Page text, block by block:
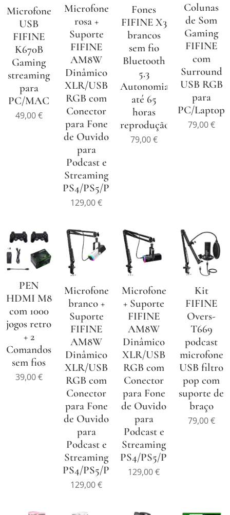
Microfone
USB
FIFINE
K670B
Gaming
streaming
para
PC/MAC
49,00€
Microfone
rosa +
Suporte
FIFINE
AM8W
Dinâmico
XLR/USB
RGB com
Conector
para Fone
de Ouvido
para
Podcast e
Streaming
PS4/PS5/PC
129,00€
Fones
FIFINE X3
brancos
sem fio
Bluetooth
5.3
Autonomia
até 65
horas
reprodução
79,00€
Colunas
de Som
Gaming
FIFINE
com
Surround
USB RGB
para
PC/Laptop/
79,00€
PEN
HDMI M8
com 1000
jogos retro
+ 2
Comandos
sem fios
39,00€
Microfone
branco +
Suporte
FIFINE
AM8W
Dinâmico
XLR/USB
RGB com
Conector
para Fone
de Ouvido
para
Podcast e
Streaming
PS4/PS5/PC
129,00€
Microfone
+ Suporte
FIFINE
AM8W
Dinâmico
XLR/USB
RGB com
Conector
para Fone
de Ouvido
para
Podcast e
Streaming
PS4/PS5/PC
129,00€
Kit
FIFINE
Overs-
T669
podcast
microfone
USB filtro
pop com
suporte de
braço
79,00€